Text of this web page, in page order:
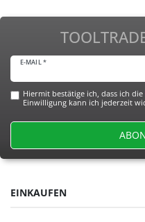
E-MAIL *
Hiermit bestätige ich, dass ich die
Einwilligung kann ich jederzeit
EINKAUFEN